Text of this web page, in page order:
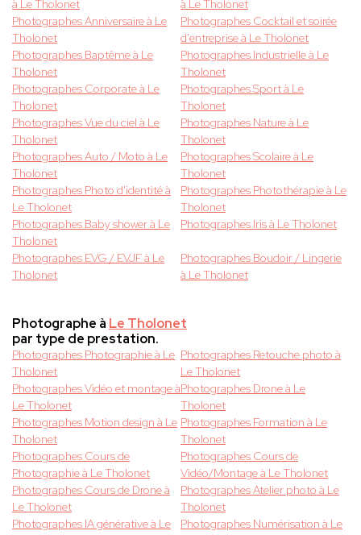
à Le Tholonet
à Le Tholonet
Photographes Anniversaire à Le
Tholonet
Photographes Cocktail et soirée
d'entreprise à Le Tholonet
Photographes Baptême à Le
Tholonet
Photographes Industrielle à Le
Tholonet
Photographes Corporate à Le
Tholonet
Photographes Sport à Le
Tholonet
Photographes Vue du ciel à Le
Tholonet
Photographes Nature à Le
Tholonet
Photographes Auto / Moto à Le
Tholonet
Photographes Scolaire à Le
Tholonet
Photographes Photo d'identité à
Le Tholonet
Photographes Photothérapie à Le
Tholonet
Photographes Baby shower à Le
Tholonet
Photographes Iris à Le Tholonet
Photographes EVG / EVJF à Le
Tholonet
Photographes Boudoir / Lingerie
à Le Tholonet
Photographe à Le Tholonet
par type de prestation.
Photographes Photographie à Le
Tholonet
Photographes Retouche photo à
Le Tholonet
Photographes Vidéo et montage à
Le Tholonet
Photographes Drone à Le
Tholonet
Photographes Motion design à Le
Tholonet
Photographes Formation à Le
Tholonet
Photographes Cours de
Photographie à Le Tholonet
Photographes Cours de
Vidéo/Montage à Le Tholonet
Photographes Cours de Drone à
Le Tholonet
Photographes Atelier photo à Le
Tholonet
Photographes IA générative à Le
Photographes Numérisation à Le